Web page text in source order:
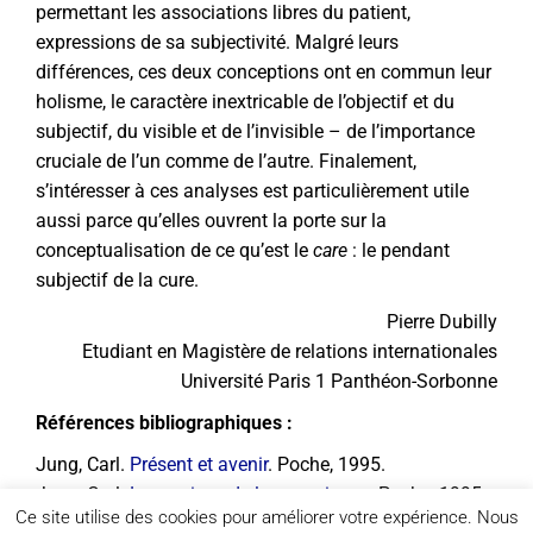
permettant les associations libres du patient,
expressions de sa subjectivité. Malgré leurs
différences, ces deux conceptions ont en commun leur
holisme, le caractère inextricable de l’objectif et du
subjectif, du visible et de l’invisible – de l’importance
cruciale de l’un comme de l’autre. Finalement,
s’intéresser à ces analyses est particulièrement utile
aussi parce qu’elles ouvrent la porte sur la
conceptualisation de ce qu’est le care : le pendant
subjectif de la cure.
Pierre Dubilly
Etudiant en Magistère de relations internationales
Université Paris 1 Panthéon-Sorbonne
Références bibliographiques :
Jung, Carl. Présent et avenir. Poche, 1995.
Jung, Carl. Les racines de la conscience
. Poche, 1995.
Winnicott, Donald. Cure (conférence), 1970.
Ce site utilise des cookies pour améliorer votre expérience. Nous